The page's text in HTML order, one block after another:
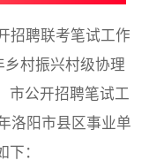
招聘联考笔试工作
村振兴村级协理
市公开招聘笔试工
洛阳市县区事业单
：